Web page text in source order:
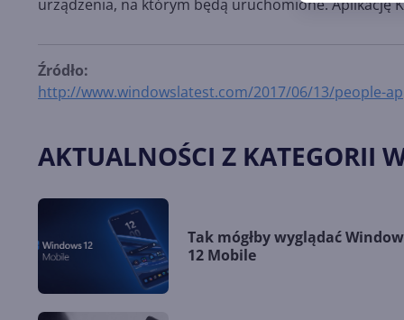
urządzenia, na którym będą uruchomione. Aplikację
Źródło:
http://www.windowslatest.com/2017/06/13/people-
AKTUALNOŚCI Z KATEGORII
Tak mógłby wyglądać
12 Mobile